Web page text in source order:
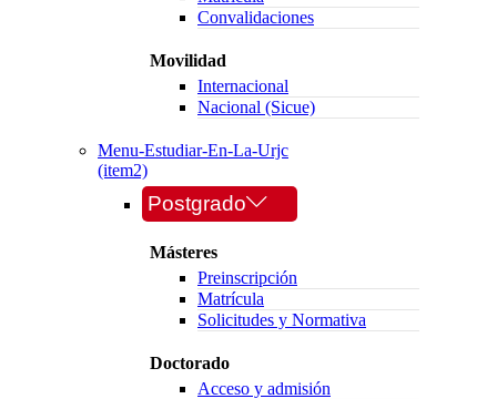
Convalidaciones
Movilidad
Internacional
Nacional (Sicue)
Menu-Estudiar-En-La-Urjc
(item2)
Postgrado
Másteres
Preinscripción
Matrícula
Solicitudes y Normativa
Doctorado
Acceso y admisión